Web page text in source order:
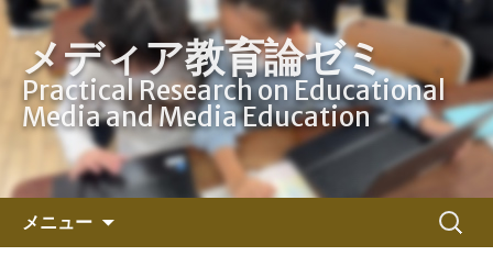
メディア教育論ゼミ
Practical Research on Educational
Media and Media Education
メニュー
検
索: